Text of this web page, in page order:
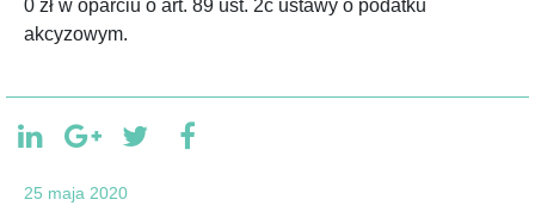
0 zł w oparciu o art. 89 ust. 2c ustawy o podatku
akcyzowym.
25 maja 2020